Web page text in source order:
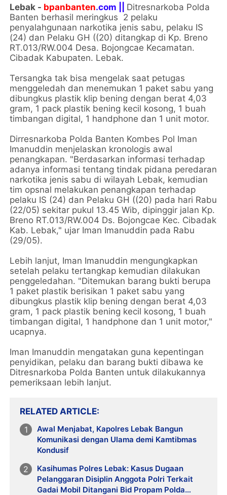
Lebak - bpanbanten.com || Ditresnarkoba Polda
Banten berhasil meringkus 2 pelaku
penyalahgunaan narkotika jenis sabu, pelaku IS
(24) dan Pelaku GH ((20) ditangkap di Kp. Breno
RT.013/RW.004 Desa. Bojongcae Kecamatan.
Cibadak Kabupaten. Lebak.
Tersangka tak bisa mengelak saat petugas
menggeledah dan menemukan 1 paket sabu yang
dibungkus plastik klip bening dengan berat 4,03
gram, 1 pack plastik bening kecil kosong, 1 buah
timbangan digital, 1 handphone dan 1 unit motor.
Dirresnarkoba Polda Banten Kombes Pol Iman
Imanuddin menjelaskan kronologis awal
penangkapan. "Berdasarkan informasi terhadap
adanya informasi tentang tindak pidana peredaran
narkotika jenis sabu di wilayah Lebak, kemudian
tim opsnal melakukan penangkapan terhadap
pelaku IS (24) dan Pelaku GH ((20) pada hari Rabu
(22/05) sekitar pukul 13.45 Wib, dipinggir jalan Kp.
Breno RT.013/RW.004 Ds. Bojongcae Kec. Cibadak
Kab. Lebak," ujar Iman Imanuddin pada Rabu
(29/05).
Lebih lanjut, Iman Imanuddin mengungkapkan
setelah pelaku tertangkap kemudian dilakukan
penggeledahan. "Ditemukan barang bukti berupa
1 paket plastik berisikan 1 paket sabu yang
dibungkus plastik klip bening dengan berat 4,03
gram, 1 pack plastik bening kecil kosong, 1 buah
timbangan digital, 1 handphone dan 1 unit motor,"
ucapnya.
Iman Imanuddin mengatakan guna kepentingan
penyidikan, pelaku dan barang bukti dibawa ke
Ditresnarkoba Polda Banten untuk dilakukannya
pemeriksaan lebih lanjut.
RELATED ARTICLE
Awal Menjabat, Kapolres Lebak Bangun
Komunikasi dengan Ulama demi Kamtibmas
Kondusif
Kasihumas Polres Lebak: Kasus Dugaan
Pelanggaran Disiplin Anggota Polri Terkait
Gadai Mobil Ditangani Bid Propam Polda